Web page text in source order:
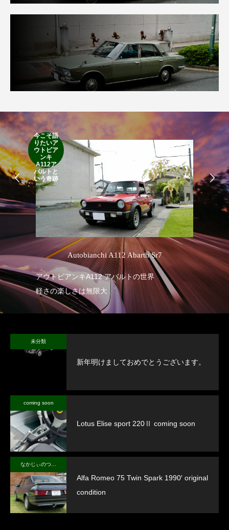
今こそ語
りたいア
ウトビア
ンキ
A112ア
バルトと
いう奇跡
Autobianchi A112 Abarth Sr7
アウトビアンキA112 アバルトの世界
軽さの楽しさは無限大
未分類
新年明けましておめでとうございます。
coming soon
Lotus Elise sport 220Ⅱ coming soon
Alfa Romeo 75 Twin Spark 1990′ original
condition